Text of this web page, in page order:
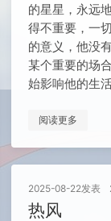
的星星，永远
得不重要，一
的意义，他没
某个重要的场
始影响他的生
阅读更多
2025-08-22发表
热风